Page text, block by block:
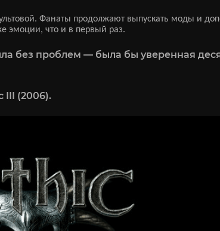
Фанаты продолжают выпускать моды и
эмоции, что и в первый раз.
без проблем — была бы уверенная
III (2006).